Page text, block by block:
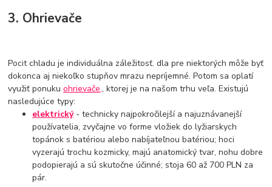
3. Ohrievače
Pocit chladu je individuálna záležitosť. dla pre niektorých môže byť
dokonca aj niekoľko stupňov mrazu nepríjemné. Potom sa oplatí
využiť ponukuohrievače,, ktorej je na našom trhu veľa. Existujú
nasledujúce typy:
elektrický- technicky najpokročilejší a najuznávanejší
používatelia, zvyčajne vo forme vložiek do lyžiarskych
topánok s batériou alebo nabíjateľnou batériou; hoci
vyzerajú trochu kozmicky, majú anatomický tvar, nohu dobre
podopierajú a sú skutočne účinné; stoja 60 až 700 PLN za
pár.